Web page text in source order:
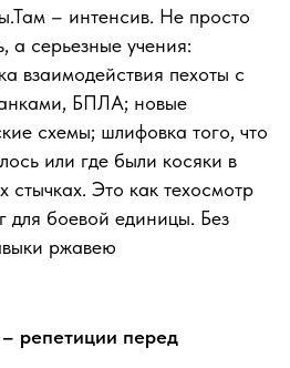
– интенсив. Не просто
а серьезные учения:
взаимодействия пехоты с
БПЛА; новые
схемы; шлифовка того, что
или где были косяки в
стычках. Это как техосмотр
для боевой единицы. Без
ржавею
репетиции перед